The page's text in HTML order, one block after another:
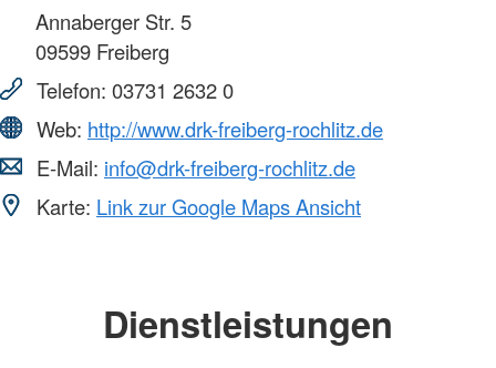
Annaberger Str. 5
09599 Freiberg
Telefon: 03731 2632 0
Web: http://www.drk-freiberg-rochlitz.de
E-Mail: info@drk-freiberg-rochlitz.de
Karte: Link zur Google Maps Ansicht
Dienstleistungen